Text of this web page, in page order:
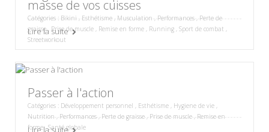
masse de vos cuisses
Catégories : Bikini , Esthétisme, Musculation,Performances,Perte de
graisse, Prise de muscle Remise en forme Running Sport de combat
Streetworkout
Lire la suite
Passer à l'action
Catégories : Développement personnel Esthétisme Hygiene de vie
Nutrition,Performances,Perte de graisse, Prise de muscle,Remise en
forme,Santé globale
Lire la suite